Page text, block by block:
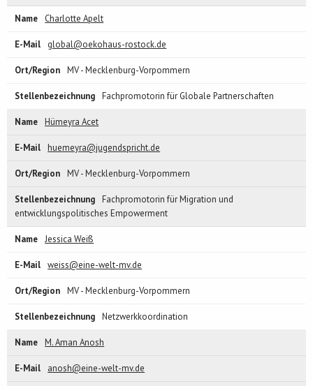
Charlotte Apelt
global@oekohaus-rostock.de
MV - Mecklenburg-Vorpommern
Fachpromotorin für Globale Partnerschaften
Hümeyra Acet
huemeyra@jugendspricht.de
MV - Mecklenburg-Vorpommern
Fachpromotorin für Migration und
entwicklungspolitisches Empowerment
Jessica Weiß
weiss@eine-welt-mv.de
MV - Mecklenburg-Vorpommern
Netzwerkkoordination
M. Aman Anosh
anosh@eine-welt-mv.de